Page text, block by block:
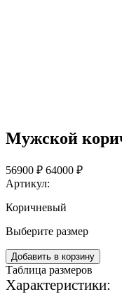
Мужской
56900 ₽ 64000 ₽
Артикул:
Коричневый
Выберите размер
Добавить в корзину
Таблица размеров
Характеристики: